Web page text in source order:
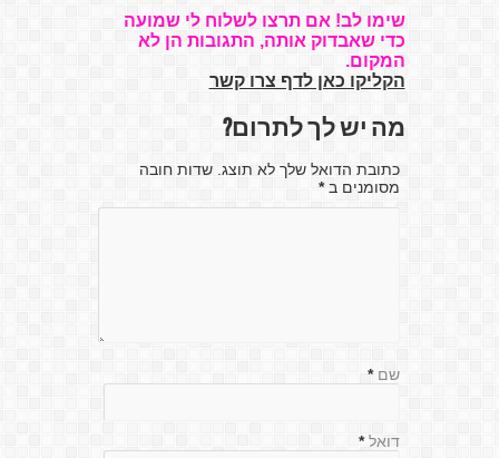
שימו לב! אם תרצו לשלוח לי שמועה
כדי שאבדוק אותה, התגובות הן לא
המקום.
הקליקו כאן לדף צרו קשר
מה יש לך לתרום?
כתובת הדואל שלך לא תוצג. שדות חובה
מסומנים ב*
שם *
דואל *